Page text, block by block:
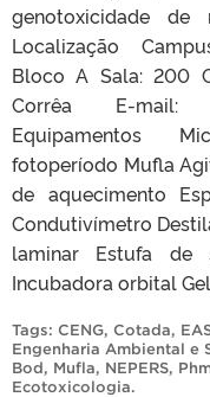
genotoxicidade de
Localização
Bloco A Sala: 200
Corrêa E-mail:
Equipamentos
fotoperíodo Mufla
de aquecimento
Condutivímetro
laminar Estufa de
Incubadora orbital
Tags: CENG, Cotada,
Engenharia Ambiental e
Bod, Mufla, NEPERS,
Ecotoxicologia.